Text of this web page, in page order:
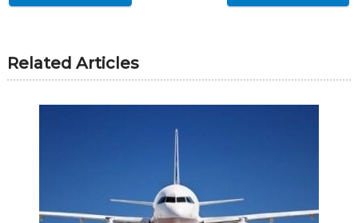
Related Articles